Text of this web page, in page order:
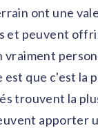
ont une
et peuvent
est que c'est la
trouvent la
apporter